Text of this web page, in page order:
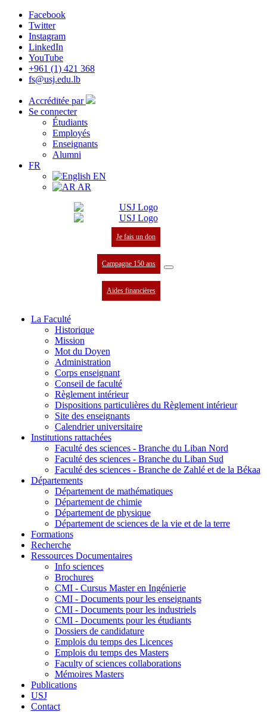
Facebook
Twitter
Instagram
LinkedIn
YouTube
+961 (1) 421 368
fs@usj.edu.lb
Accréditée par
Se connecter
Étudiants
Employés
Enseignants
Alumni
FR
EN
AR
Je fais un don
Campagne 150 ans
Aides financières
La Faculté
Historique
Mission
Mot du Doyen
Administration
Corps enseignant
Conseil de faculté
Règlement intérieur
Dispositions particulières du Règlement intérieur
Site des enseignants
Calendrier universitaire
Institutions rattachées
Faculté des sciences - Branche du Liban Nord
Faculté des sciences - Branche du Liban Sud
Faculté des sciences - Branche de Zahlé et de la Békaa
Départements
Département de mathématiques
Département de chimie
Département de physique
Département de sciences de la vie et de la terre
Formations
Recherche
Ressources Documentaires
Info sciences
Brochures
CMI - Cursus Master en Ingénierie
CMI - Documents pour les enseignants
CMI - Documents pour les industriels
CMI - Documents pour les étudiants
Dossiers de candidature
Emplois du temps des Licences
Emplois du temps des Masters
Faculty of sciences collaborations
Mémoires Masters
Publications
USJ
Contact